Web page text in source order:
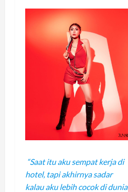
“Saat itu aku sempat kerja di
hotel, tapi akhirnya sadar
kalau aku lebih cocok di dunia